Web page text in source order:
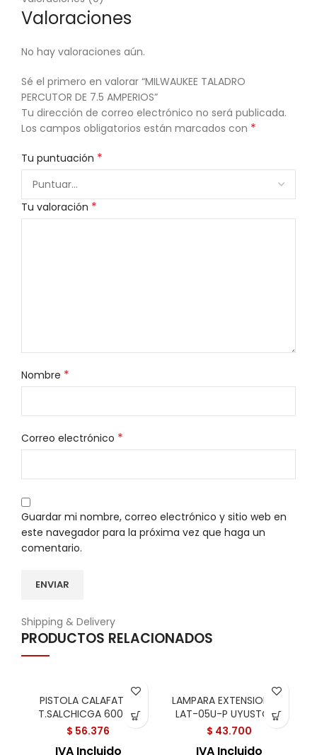
Valoraciones
No hay valoraciones aún.
Sé el primero en valorar “MILWAUKEE TALADRO
PERCUTOR DE 7.5 AMPERIOS”
Tu dirección de correo electrónico no será publicada.
Los campos obligatorios están marcados con *
Tu puntuación *
Tu valoración *
Nombre *
Correo electrónico *
Guardar mi nombre, correo electrónico y sitio web en
este navegador para la próxima vez que haga un
comentario.
Shipping & Delivery
PRODUCTOS RELACIONADOS
PISTOLA CALAFATEO
T.SALCHICGA 600 ML
$ 56.376
IVA Incluido
LAMPARA EXTENSION 5M
LAT-05U-P UYUSTOOL
$ 43.700
IVA Incluido